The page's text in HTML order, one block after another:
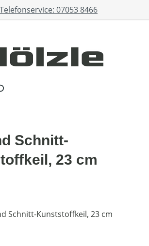
Telefonservice: 07053 8466
Schnitt-
23 cm